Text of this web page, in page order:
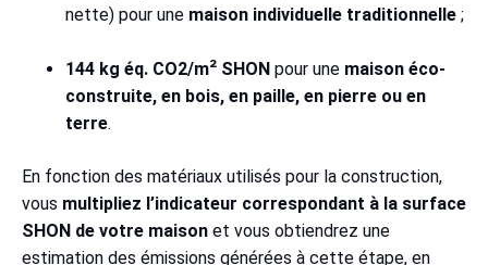
nette) pour une maison individuelle traditionnelle ;
144 kg éq. CO2/m² SHON pour une maison éco-
construite, en bois, en paille, en pierre ou en
terre.
En fonction des matériaux utilisés pour la construction,
vous multipliez l’indicateur correspondant à la surface
SHON de votre maison et vous obtiendrez une
estimation des émissions générées à cette étape, en